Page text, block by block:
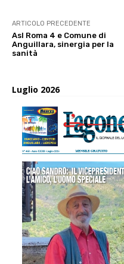
ARTICOLO PRECEDENTE
Asl Roma 4 e Comune di
Anguillara, sinergia per la
sanità
Luglio 2026